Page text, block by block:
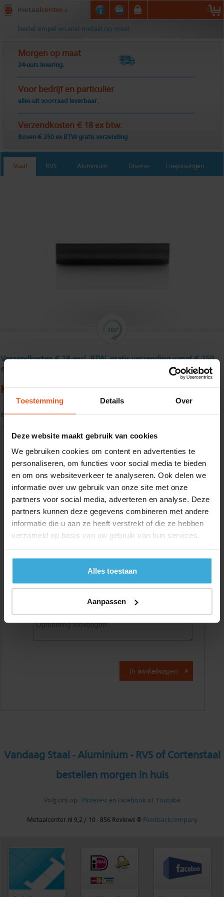
Toestemming Details Over
Deze website maakt gebruik van cookies
We gebruiken cookies om content en advertenties te
personaliseren, om functies voor social media te bieden
en om ons websiteverkeer te analyseren. Ook delen we
informatie over uw gebruik van onze site met onze
partners voor social media, adverteren en analyse. Deze
partners kunnen deze gegevens combineren met andere
informatie die u aan ze heeft verstrekt of die ze hebben
verzameld op basis van uw gebruik van hun services.
Alles toestaan
Aanpassen
Metaalcenter.nl
bestel simpel en snel metaal op maat
Morgen op maat
24-uurs levering.
Voor bedrijf en particulier
alles uit voorraad leverbaar.
Verzendkosten € 18 ex btw.
Boven € 250 ex BTW gratis verzending
Staal RVS Aluminium Diverse Toepassingen
Verzendkosten € 18 excl. BTW, gratis verzending vanaf € 250
excl. BTW
Koudgewalst hoekprofiel 35 x 35 x 3 mm
Kwaliteit: S235JR volgens EN10025
Gewenste
lengtemaat in
(max. 2000 mm)
+/- 2 mm lengtetolerantie
Materiaalkosten
Alle bedragen zijn excl. 21% BTW
Vandaag Staal - Aluminium - RVS of Cortenstaal
bestellen morgen in huis
Volg ons op : Pinterest en Facebook of Youtube
Metaalcenter.nl 9,2 / 10 -856 Reviews @ Feedbackcompany